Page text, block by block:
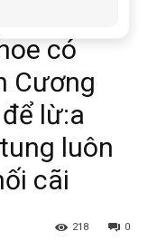
có
Cương
lừ:a
luôn
cãi
0
218